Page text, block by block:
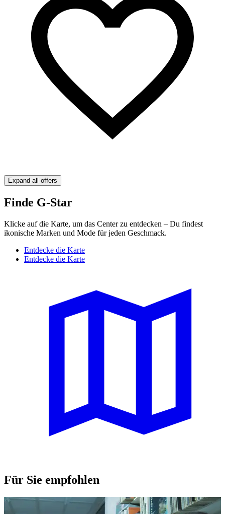
Expand all offers
Finde G-Star
Klicke auf die Karte, um das Center zu entdecken – Du findest
ikonische Marken und Mode für jeden Geschmack.
Entdecke die Karte
Entdecke die Karte
Für Sie empfohlen